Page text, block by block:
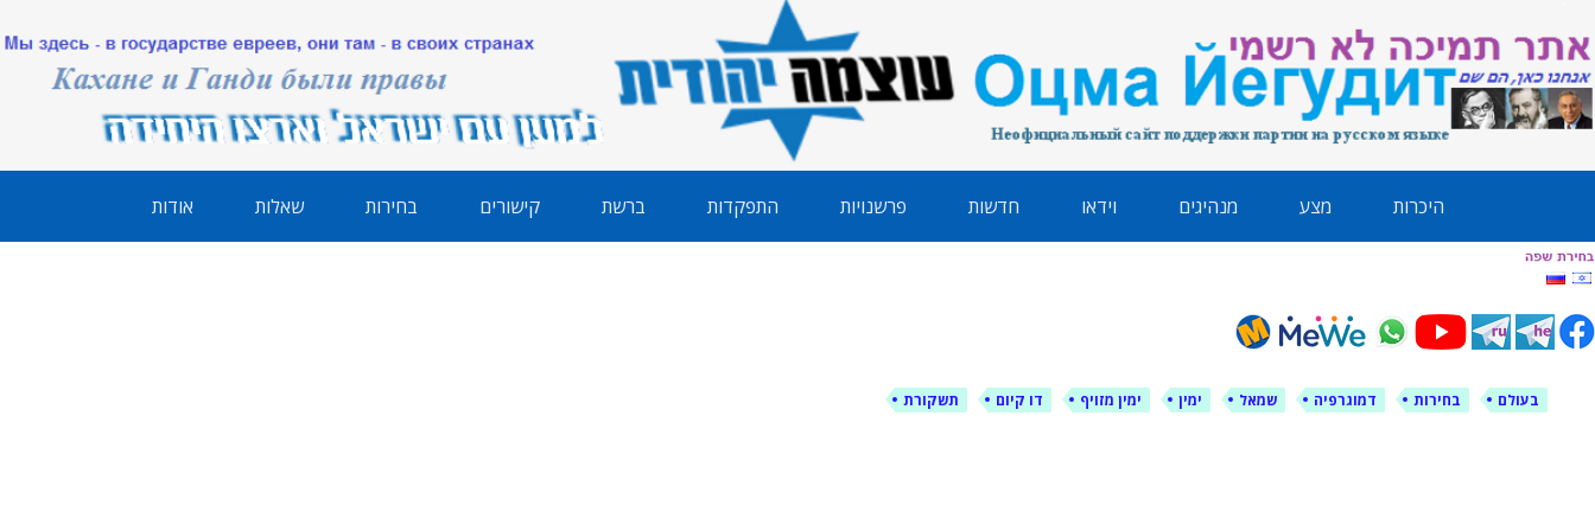
לימין עוצמה יהודית
היכרות מצע מנהיגים וידאו חדשות פרשנויות התפקדות ברשת קישורים בחירות שאלות אודות
בעולם בחירות דמוגרפיה שמאל ימין ימין מזויף דו קיום תשקורת